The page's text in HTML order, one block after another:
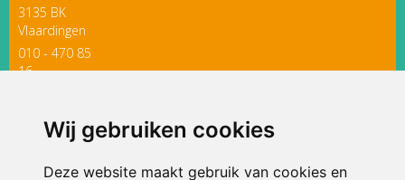
Wij gebruiken cookies
Deze website maakt gebruik van cookies en
3135 BK
Vlaardingen
010 - 470 85
16
ONDERDEEL VAN